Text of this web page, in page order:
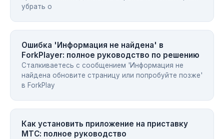
убрать о
Ошибка 'Информация не найдена' в
ForkPlayer: полное руководство по решению
Сталкиваетесь с сообщением 'Информация не
найдена обновите страницу или попробуйте позже'
в ForkPlay
Как установить приложение на приставку
МТС: полное руководство